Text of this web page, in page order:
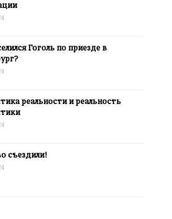
Гоголь по приезде в
реальности и реальность
съездили!